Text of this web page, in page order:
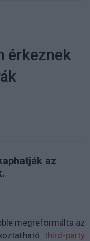
érkeznek
az
megreformálta az
third-party